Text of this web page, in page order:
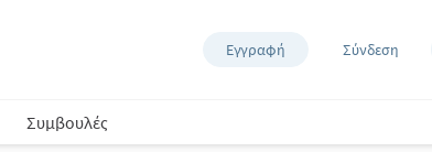
Εγγραφή Σύνδεση
Συμβουλές